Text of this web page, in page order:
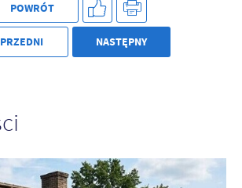
POWRÓT
NASTĘPNY